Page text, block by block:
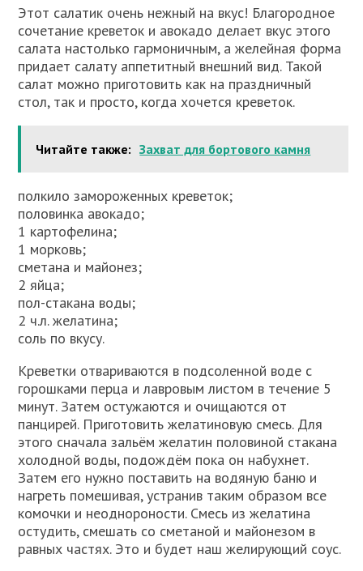
Этот салатик очень нежный на вкус! Благородное
сочетание креветок и авокадо делает вкус этого
салата настолько гармоничным, а желейная форма
придает салату аппетитный внешний вид. Такой
салат можно приготовить как на праздничный
стол, так и просто, когда хочется креветок.
Читайте также: Захват для бортового камня
полкило замороженных креветок;
половинка авокадо;
1 картофелина;
1 морковь;
сметана и майонез;
2 яйца;
пол-стакана воды;
2 ч.л. желатина;
соль по вкусу.
Креветки отвариваются в подсоленной воде с
горошками перца и лавровым листом в течение 5
минут. Затем остужаются и очищаются от
панцирей. Приготовить желатиновую смесь. Для
этого сначала зальём желатин половиной стакана
холодной воды, подождём пока он набухнет.
Затем его нужно поставить на водяную баню и
нагреть помешивая, устранив таким образом все
комочки и неоднороности. Смесь из желатина
остудить, смешать со сметаной и майонезом в
равных частях. Это и будет наш желирующий соус.